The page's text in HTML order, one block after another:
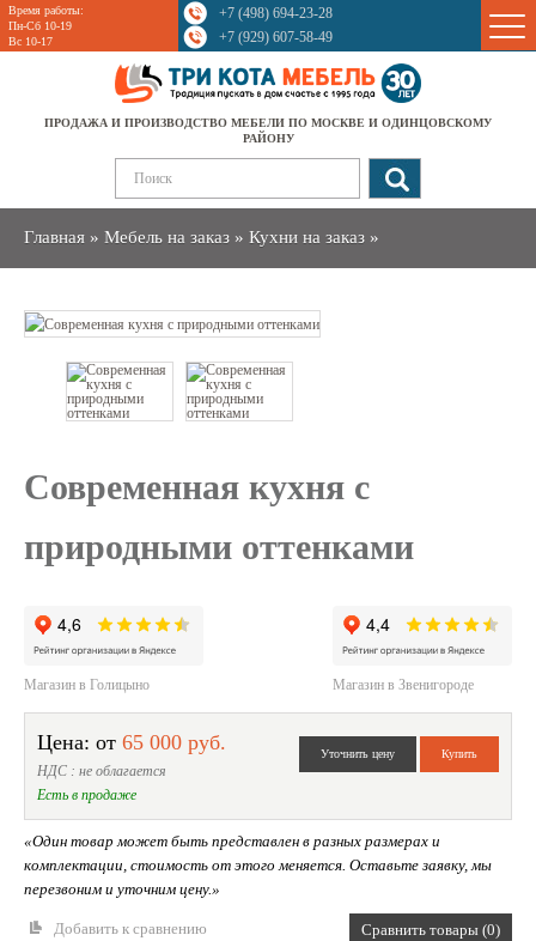
Время работы:
Пн-Сб 10-19
Вс 10-17
+7 (498) 694-23-28
+7 (929) 607-58-49
ПРОДАЖА И ПРОИЗВОДСТВО МЕБЕЛИ ПО МОСКВЕ И ОДИНЦОВСКОМУ
РАЙОНУ
Главная » Мебель на заказ » Кухни на заказ »
Sale
Современная кухня с
природными оттенками
Магазин в Голицыно Магазин в Звенигороде
Цена: от 65 000 руб.
НДС : не облагается
Есть в продаже
«Один товар может быть представлен в разных размерах и
комплектации, стоимость от этого меняется. Оставьте заявку, мы
перезвоним и уточним цену.»
Добавить к сравнению Сравнить товары (0)